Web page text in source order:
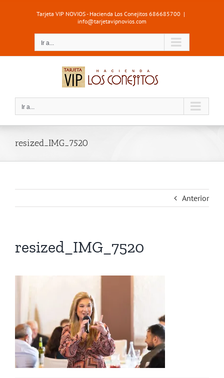
Tarjeta VIP NOVIOS - Hacienda Los Conejitos 686685700 |
info@tarjetavipnovios.com
Ir a...
Ir a...
resized_IMG_7520
Anterior
resized_IMG_7520